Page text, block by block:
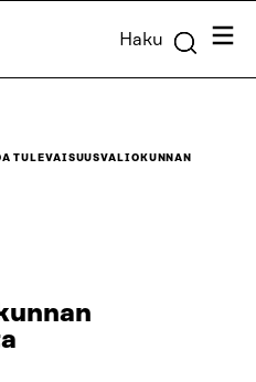
Haku
TULEVAISUUSVALIOKUNNAN